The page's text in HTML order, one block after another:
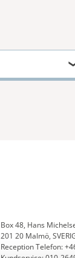
Box 48, Hans
201 20 Malmö,
Reception Telefon: